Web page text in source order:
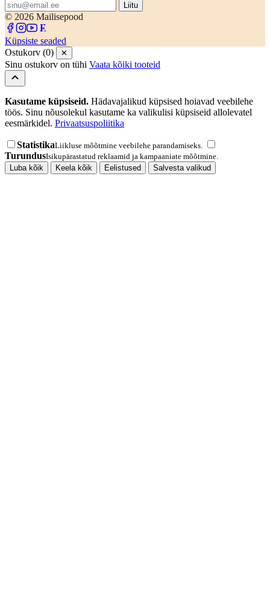
Liitu
© 2026 Mailisepood
Küpsiste seaded
Ostukorv (0)
✕
Sinu ostukorv on tühi Vaata kõiki tooteid
Kasutame küpsiseid. Hädavajalikud küpsised hoiavad veebilehe
töös. Sinu nõusolekul kasutame ka valikulisi küpsiseid allolevatel
eesmärkidel. Privaatsuspoliitika
StatistikaLiikluse mõõtmine veebilehe parandamiseks.
TurundusIsikupärastatud reklaamid ja kampaaniate mõõtmine.
Luba kõik
Keela kõik Eelistused Salvesta valikud